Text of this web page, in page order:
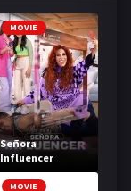
MOVIE
Señora
Influencer
MOVIE